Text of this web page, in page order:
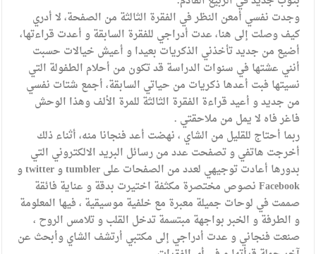
الملك يتلقى اتصالا هاتفيا من العاهل البحريني
القاضي محمود أحمد فريحات.. مبارك ومزيدا من التوفيق
وجدت نفسي أمعن النظر في الفقرة الثالثة من الصفحة، لا أدري
كيف وصلت إلى هنا، عدت أدراجي للفقرة السابقة و أعدت قراءتها،
أضيع من جديد تأخذني الذكريات بعيدا و أعيش خيالات حسبت
أنني عشتها في سنوات الدراسة قد تكون من أحلام الطفولة التي
نسيتها فبت أعدها ذكريات من حياتي السابقة، أجمع شتات نفسي
من جديد و أعيد قراءة الفقرة الثالثة للمرة الألف وهذا الوحش
فاغر فاه لا يمل من ملاحقتي .
ربما أحتاج للقليل من الشاي ، نهضت أعد فنجانا منه، أثناء ذلك
أخرجت هاتفي و تصفحت عدد من رسائل البريد الالكتروني التي
بدورها أعادت توجيهي لعدد من الصفحات على tumbler و twitter و
Facebook نصوص مختصرة مكثفة اختيرت بدقة و عناية فائقة
صممت في لوحات جميلة معبرة مع خلفية موسيقية ، فيها المعلومة
و الطرفة و الخبر بواجهة مبتسمة تدخل القلب و تلامس الروح ،
صنعت فنجاني و عدت أدراجي إلى مكتبي أرتشف الشاي وأبحث عن